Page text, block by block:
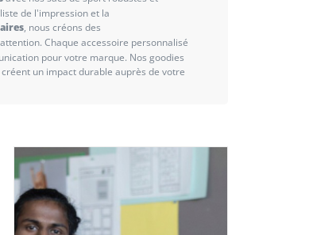
de l'impression et la
, nous créons des
Chaque accessoire personnalisé
pour votre marque. Nos goodies
un impact durable auprès de votre